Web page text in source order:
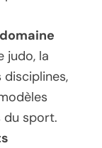
judo, la
disciplines,
du sport.